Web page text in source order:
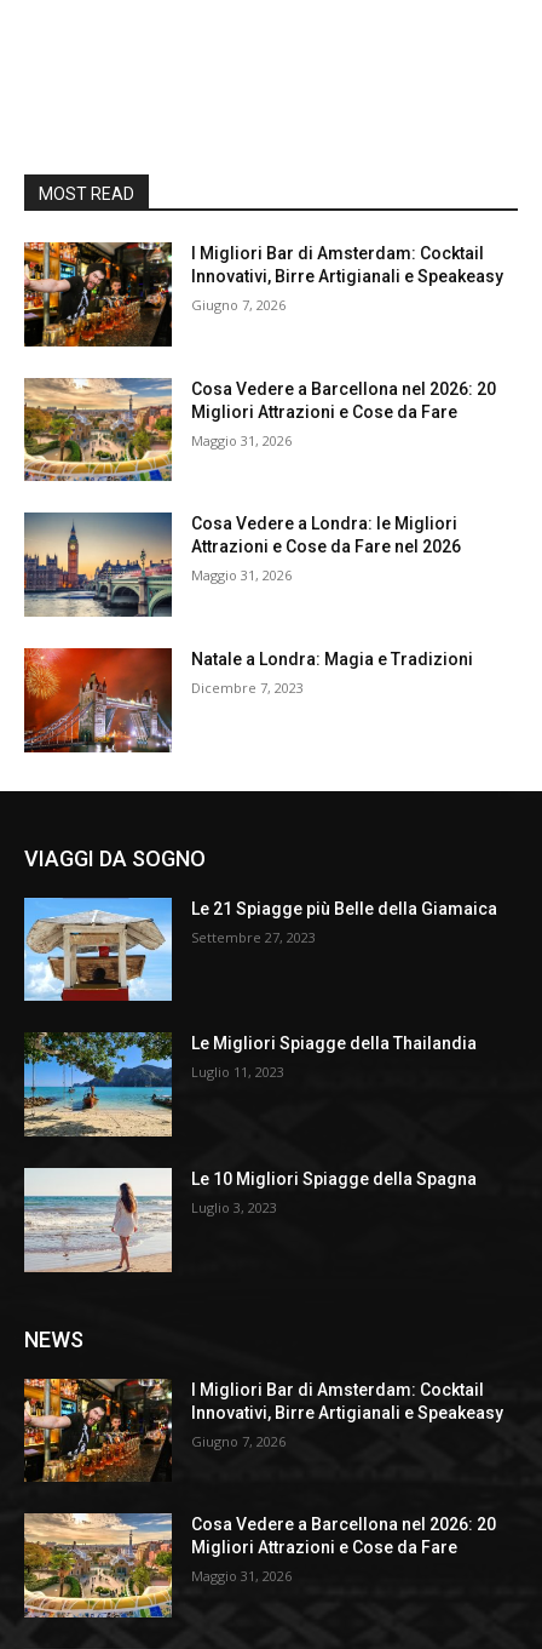
MOST READ
I Migliori Bar di Amsterdam: Cocktail
Innovativi, Birre Artigianali e Speakeasy
Giugno 7, 2026
Cosa Vedere a Barcellona nel 2026: 20
Migliori Attrazioni e Cose da Fare
Maggio 31, 2026
Cosa Vedere a Londra: le Migliori
Attrazioni e Cose da Fare nel 2026
Maggio 31, 2026
Natale a Londra: Magia e Tradizioni
Dicembre 7, 2023
VIAGGI DA SOGNO
Le 21 Spiagge più Belle della Giamaica
Settembre 27, 2023
Le Migliori Spiagge della Thailandia
Luglio 11, 2023
Le 10 Migliori Spiagge della Spagna
Luglio 3, 2023
NEWS
I Migliori Bar di Amsterdam: Cocktail
Innovativi, Birre Artigianali e Speakeasy
Giugno 7, 2026
Cosa Vedere a Barcellona nel 2026: 20
Migliori Attrazioni e Cose da Fare
Maggio 31, 2026